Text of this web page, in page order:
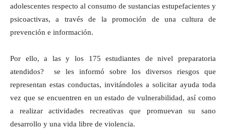
adolescentes respecto al consumo de sustancias estupefacientes y
psicoactivas, a través de la promoción de una cultura de
prevención e información.
Por ello, a las y los 175 estudiantes de nivel preparatoria
atendidos? se les informó sobre los diversos riesgos que
representan estas conductas, invitándoles a solicitar ayuda toda
vez que se encuentren en un estado de vulnerabilidad, así como
a realizar actividades recreativas que promuevan su sano
desarrollo y una vida libre de violencia.